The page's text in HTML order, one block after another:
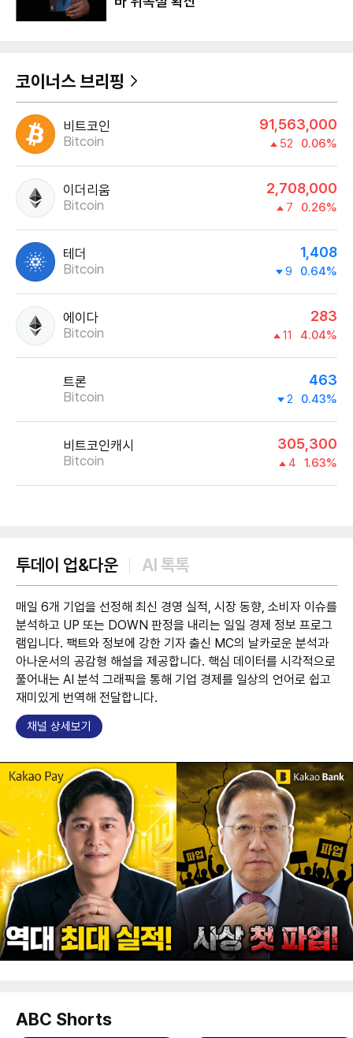
코이너스 브리핑
비트코인
Bitcoin
91,563,000
52 0.06%
이더리움
Bitcoin
2,708,000
7 0.26%
테더
Bitcoin
1,408
9 0.64%
에이다
Bitcoin
283
11 4.04%
트론
Bitcoin
463
2 0.43%
비트코인캐시
Bitcoin
305,300
4 1.63%
투데이 업&다운 AI 톡톡
매일 6개 기업을 선정해 최신 경영 실적, 시장 동향, 소비자 이슈를
분석하고 UP 또는 DOWN 판정을 내리는 일일 경제 정보 프로그
램입니다. 팩트와 정보에 강한 기자 출신 MC의 날카로운 분석과
아나운서의 공감형 해설을 제공합니다. 핵심 데이터를 시각적으로
풀어내는 AI 분석 그래픽을 통해 기업 경제를 일상의 언어로 쉽고
재미있게 번역해 전달합니다.
채널 상세보기
ABC Shorts